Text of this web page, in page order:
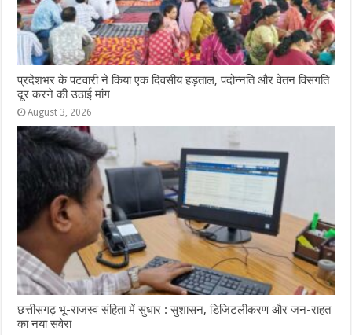
प्रदेशभर के पटवारी ने किया एक दिवसीय हड़ताल, पदोन्नति और वेतन विसंगति
दूर करने की उठाई मांग
August 3, 2026
छत्तीसगढ़ भू-राजस्व संहिता में सुधार : सुशासन, डिजिटलीकरण और जन-राहत
का नया सवेरा